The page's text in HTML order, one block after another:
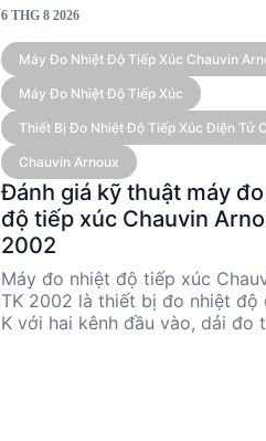
6 THG 8 2026
Máy Đo Nhiệt Độ Tiếp Xúc Chauvin
Máy Đo Nhiệt Độ Tiếp Xúc
Thiết Bị Đo Nhiệt Độ Tiếp Xúc Điện Tử
Chauvin Arnoux
Đánh giá kỹ thuật máy
độ tiếp xúc Chauvin
2002
Máy đo nhiệt độ tiếp xúc
TK 2002 là thiết bị đo nhiệt độ
K với hai kênh đầu vào, dải đo